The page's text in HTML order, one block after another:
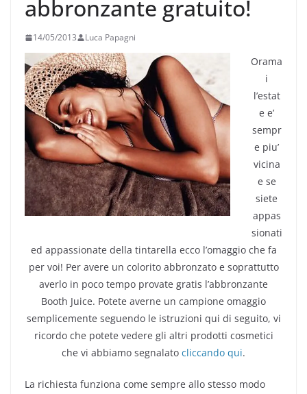
abbronzante gratuito!
14/05/2013 Luca Papagni
Orama
i
l’estat
e e’
sempr
e piu’
vicina
e se
siete
appas
sionati
ed appassionate della tintarella ecco l’omaggio che fa
per voi! Per avere un colorito abbronzato e soprattutto
averlo in poco tempo provate gratis l’abbronzante
Booth Juice. Potete averne un campione omaggio
semplicemente seguendo le istruzioni qui di seguito, vi
ricordo che potete vedere gli altri prodotti cosmetici
che vi abbiamo segnalato cliccando qui.
La richiesta funziona come sempre allo stesso modo